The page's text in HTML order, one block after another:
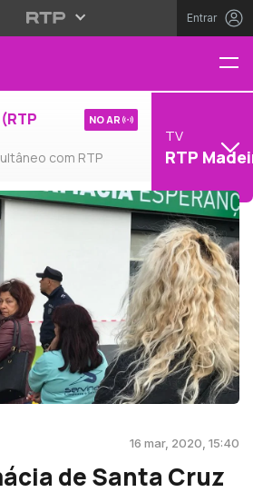
Entrar
com RTP
NO AR
TV
RTP
16 mar, 2020, 15:40
de Santa Cruz